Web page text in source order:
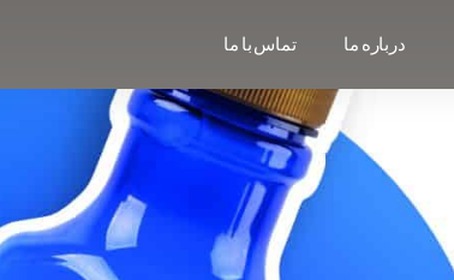
درباره ما تماس با ما